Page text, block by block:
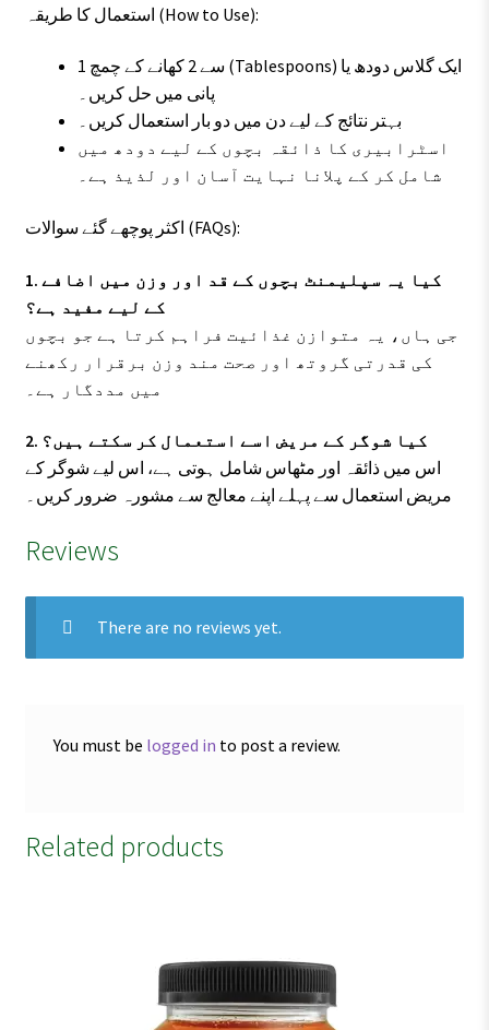
استعمال کا طریقہ (How to Use):
1 سے 2 کھانے کے چمچ (Tablespoons) ایک گلاس دودھ یا
پانی میں حل کریں۔
بہتر نتائج کے لیے دن میں دو بار استعمال کریں۔
اسٹرابیری کا ذائقہ بچوں کے لیے دودھ میں
شامل کر کے پلانا نہایت آسان اور لذیذ ہے۔
اکثر پوچھے گئے سوالات (FAQs):
1. کیا یہ سپلیمنٹ بچوں کے قد اور وزن میں اضافے
کے لیے مفید ہے؟
جی ہاں، یہ متوازن غذائیت فراہم کرتا ہے جو بچوں
کی قدرتی گروتھ اور صحت مند وزن برقرار رکھنے
میں مددگار ہے۔
2. کیا شوگر کے مریض اسے استعمال کر سکتے ہیں؟
اس میں ذائقہ اور مٹھاس شامل ہوتی ہے، اس لیے شوگر کے
مریض استعمال سے پہلے اپنے معالج سے مشورہ ضرور کریں۔
Reviews
There are no reviews yet.
You must be logged in to post a review.
Related products